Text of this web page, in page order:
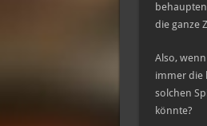
die ganze
Also,
immer die
solchen
könnte?